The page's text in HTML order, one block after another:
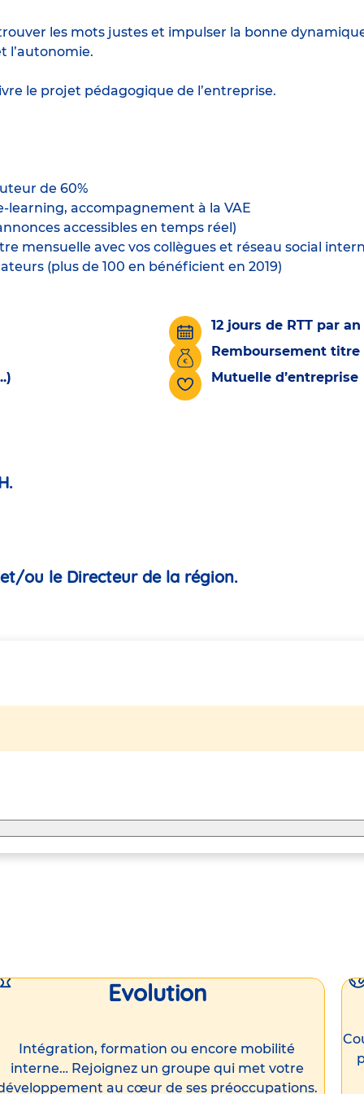
les mots justes et impulser la bonne
l’autonomie.
le projet pédagogique de l’entreprise.
de 60%
learning, accompagnement à la VAE
accessibles en temps réel)
mensuelle avec vos collègues et réseau social
(plus de 100 en bénéficient en 2019)
12 jours de RTT par an
Remboursement titre
Mutuelle d’entreprise
ou le Directeur de la région.
Evolution
Intégration, formation ou encore mobilité
interne… Rejoignez un groupe qui met votre
au cœur de ses préoccupations.